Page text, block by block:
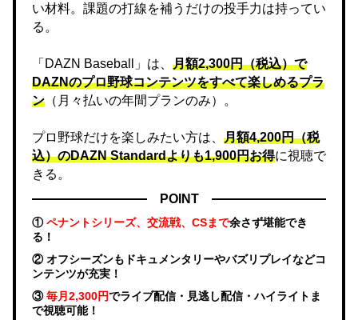
い材料。課題の打線を補うだけの投手力は持ってい
る。
「DAZN Baseball」は、 月額2,300円（税込）で
DAZNのプロ野球コンテンツをすべて楽しめるプラ
ン （月々払いの年間プランのみ）。
プロ野球だけを楽しみたい方は、 月額4,200円（税
込）のDAZN Standard​よりも1,900円お得に視聴で
きる。
POINT
①ペナントシリーズ、交流戦、CSまで余さず堪能でき
る！
② オフシーズンもドキュメンタリーやバズリプレイなどコ
ンテンツが充実！
③毎月2,300円でライブ配信・見逃し配信・ハイライトま
で視聴可能！